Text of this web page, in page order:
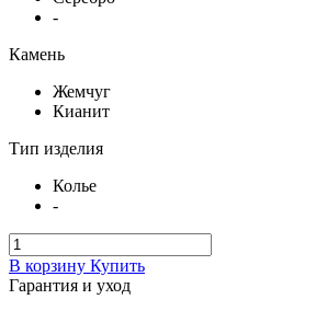
-
Камень
Жемчуг
Кианит
Тип изделия
Колье
-
В корзину Купить
Гарантия и уход